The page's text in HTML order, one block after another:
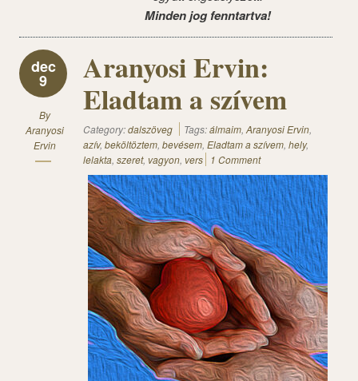
Minden jog fenntartva!
dec
9
By
Aranyosi
Ervin
Aranyosi Ervin:
Eladtam a szívem
Category:dalszöveg Tags:álmaim, Aranyosi Ervin,
azív, beköltöztem, bevésem, Eladtam a szívem, hely,
lelakta, szeret, vagyon, vers 1 Comment